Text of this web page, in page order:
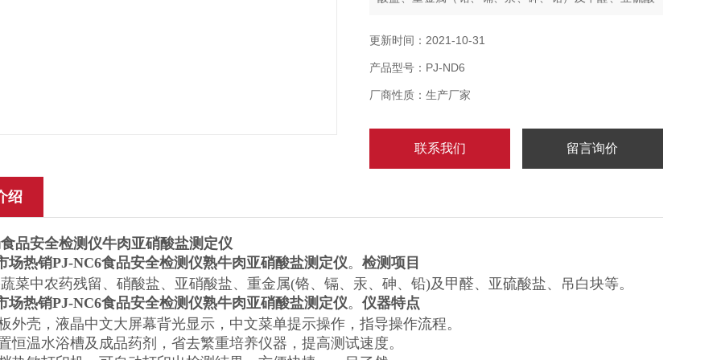
测定仪
更新时间：2021-10-31
产品型号：PJ-ND6
厂商性质：生产厂家
联系我们 留言询价
绍
品安全检测仪牛肉亚硝酸盐测定仪
场热销PJ-NC6食品安全检测仪熟牛肉亚硝酸盐测定仪。 检测项目
菜中农药残留、硝酸盐、亚硝酸盐、重金属(铬、镉、汞、砷、铅)及甲醛、亚硫酸盐、吊白块等。
场热销PJ-NC6食品安全检测仪熟牛肉亚硝酸盐测定仪。 仪器特点
外壳，液晶中文大屏幕背光显示，中文菜单提示操作，指导操作流程。
恒温水浴槽及成品药剂，省去繁重培养仪器，提高测试速度。